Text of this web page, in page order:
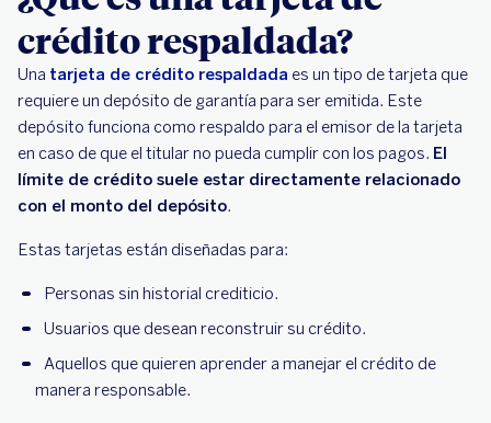
crédito respaldada?
Una tarjeta de crédito respaldada es un tipo de tarjeta que
requiere un depósito de garantía para ser emitida. Este
depósito funciona como respaldo para el emisor de la tarjeta
en caso de que el titular no pueda cumplir con los pagos. El
límite de crédito suele estar directamente relacionado
con el monto del depósito.
Estas tarjetas están diseñadas para:
Personas sin historial crediticio.
Usuarios que desean reconstruir su crédito.
Aquellos que quieren aprender a manejar el crédito de
manera responsable.